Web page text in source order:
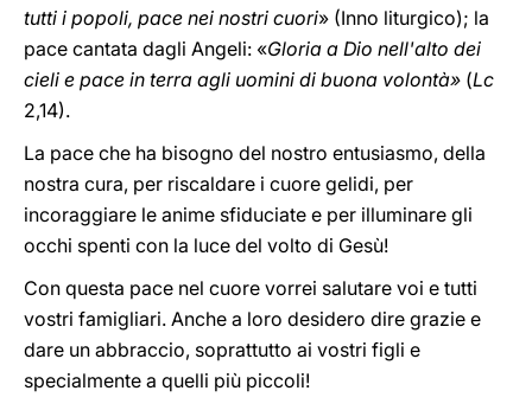
tutti i popoli, pace nei nostri cuori» (Inno liturgico); la
pace cantata dagli Angeli: «Gloria a Dio nell'alto dei
cieli e pace in terra agli uomini di buona volontà» (Lc
2,14).
La pace che ha bisogno del nostro entusiasmo, della
nostra cura, per riscaldare i cuore gelidi, per
incoraggiare le anime sfiduciate e per illuminare gli
occhi spenti con la luce del volto di Gesù!
Con questa pace nel cuore vorrei salutare voi e tutti
vostri famigliari. Anche a loro desidero dire grazie e
dare un abbraccio, soprattutto ai vostri figli e
specialmente a quelli più piccoli!